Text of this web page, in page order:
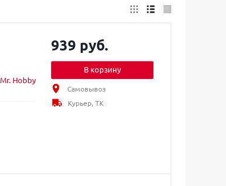
Mr. Hobby
939 руб.
В корзину
Самовывоз
Курьер, ТК